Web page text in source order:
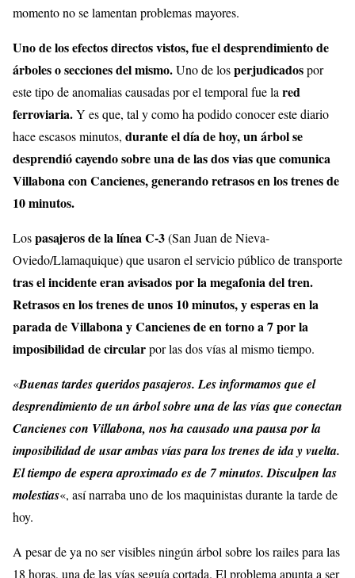
momento no se lamentan problemas mayores.
Uno de los efectos directos vistos, fue el desprendimiento de
árboles o secciones del mismo.Uno de losperjudicadospor
este tipo de anomalias causadas por el temporal fue la red
ferroviaria.Y es que, tal y como ha podido conocer este diario
hace escasos minutos, durante el día de hoy, un árbol se
desprendió cayendo sobre una de las dos vias que comunica
Villabona con Cancienes, generando retrasos en los trenes de
10 minutos.
Lospasajeros de la línea C-3(San Juan de Nieva-
Oviedo/Llamaquique) que usaron el servicio público de transporte
tras el incidente eran avisados por la megafonia del tren.
Retrasos en los trenes de unos 10 minutos, y esperas en la
parada de Villabona y Cancienes de en torno a 7 por la
imposibilidad de circularpor las dos vías al mismo tiempo.
«Buenas tardes queridos pasajeros. Les informamos que el
desprendimiento de un árbol sobre una de las vías que conectan
Cancienes con Villabona, nos ha causado una pausa por la
imposibilidad de usar ambas vías para los trenes de ida y vuelta.
El tiempo de espera aproximado es de 7 minutos. Disculpen las
molestias«, así narraba uno de los maquinistas durante la tarde de
hoy.
A pesar de ya no ser visibles ningún árbol sobre los railes para las
18 horas, una de las vías seguía cortada. El problema apunta a ser